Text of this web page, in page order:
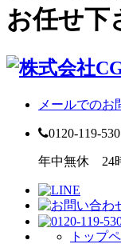
お任せ下
メールでのお
0120-119-530
年中無休 24
トップ